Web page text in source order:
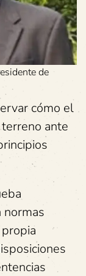
de
cómo el
ante